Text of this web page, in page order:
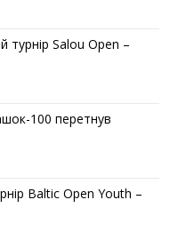
турнір Salou Open –
100 перетнув
Baltic Open Youth –